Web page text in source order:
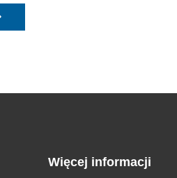
Więcej informacji